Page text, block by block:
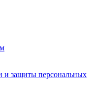
и защиты персональных